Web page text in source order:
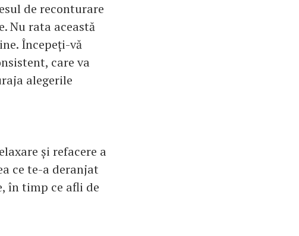
de reconturare
Nu rata această
Începeți-vă
care va
alegerile
și refacere a
ce te-a deranjat
în timp ce afli de